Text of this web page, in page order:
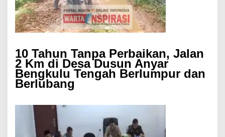
10 Tahun Tanpa Perbaikan, Jalan
2 Km di Desa Dusun Anyar
Bengkulu Tengah Berlumpur dan
Berlubang